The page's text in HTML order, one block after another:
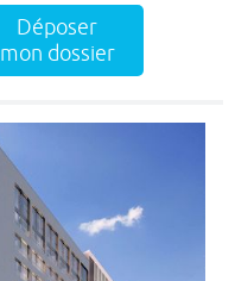
Déposer
mon dossier